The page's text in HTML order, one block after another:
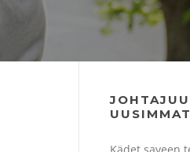
UUSIMMAT
Kädet saveen